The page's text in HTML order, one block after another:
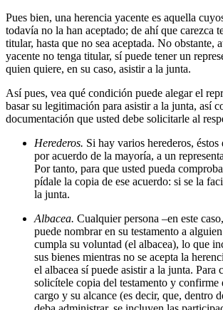
Pues bien, una herencia yacente es aquella
todavía no la han aceptado; de ahí que carezca
titular, hasta que no sea aceptada. No obstante,
yacente no tenga titular, sí puede tener un
quien quiere, en su caso, asistir a la junta.
Así pues, vea qué condición puede alegar el
basar su legitimación para asistir a la junta, así
documentación que usted debe solicitarle al
Herederos. Si hay varios herederos, éstos
por acuerdo de la mayoría, a un
Por tanto, para que usted pueda
pídale la copia de ese acuerdo: si se la
la junta.
Albacea. Cualquier persona –en este
puede nombrar en su testamento a
cumpla su voluntad (el albacea), lo que
sus bienes mientras no se acepta la
el albacea sí puede asistir a la junta. Para
solicítele copia del testamento y confirme
cargo y su alcance (es decir, que, dentro